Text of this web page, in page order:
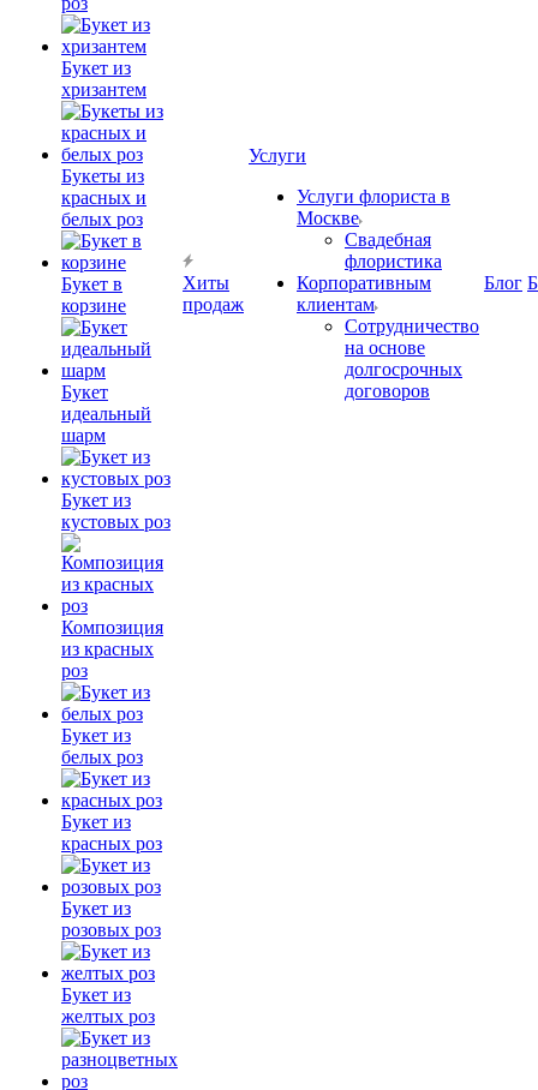
Букет из
хризантем
Букеты из
красных и
белых роз
Букет в
корзине
Букет
идеальный
шарм
Букет из
кустовых роз
Композиция
из красных
роз
Букет из
белых роз
Букет из
красных роз
Букет из
розовых роз
Букет из
желтых роз
Хиты
продаж
Услуги
Услуги флориста в
Москве
Свадебная
флористика
Корпоративным
клиентам
Сотрудничество
на основе
долгосрочных
договоров
Блог